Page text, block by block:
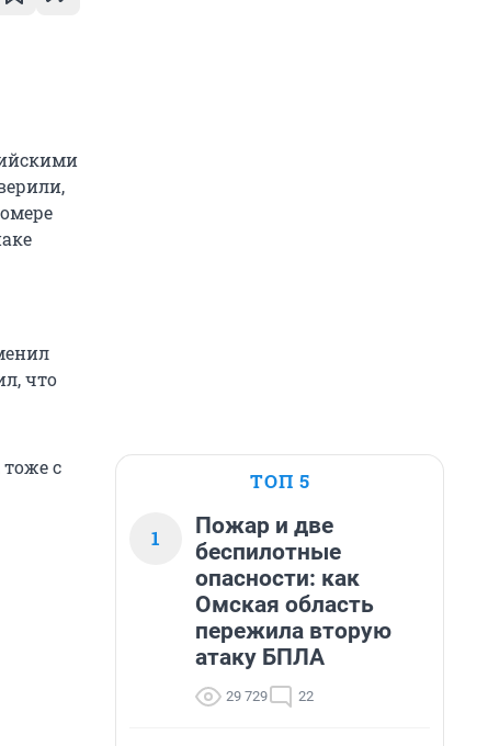
что
с
ТОП 5
1
Пожар и две
беспилотные
опасности: как
Омская область
пережила вторую
атаку БПЛА
29 729 22